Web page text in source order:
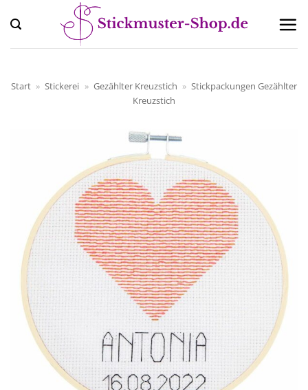
Inhalt
springen
Start » Stickerei » Gezählter Kreuzstich » Stickpackungen Gezählter
Kreuzstich